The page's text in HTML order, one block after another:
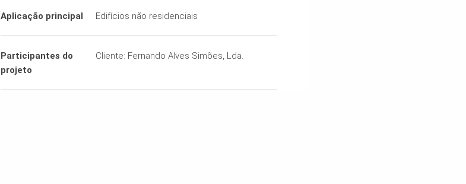
Aplicação principal Edifícios não residenciais
Participantes do
projeto
Cliente: Fernando Alves Simões, Lda.